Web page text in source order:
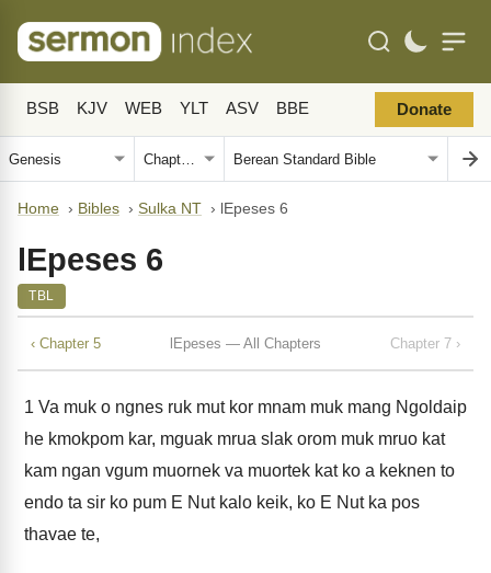
BSB KJV WEB YLT ASV BBE Donate
Home › Bibles › Sulka NT › lEpeses 6
lEpeses 6
TBL
‹ Chapter 5 lEpeses — All Chapters Chapter 7 ›
1 Va muk o ngnes ruk mut kor mnam muk mang Ngoldaip
he kmokpom kar, mguak mrua slak orom muk mruo kat
kam ngan vgum muornek va muortek kat ko a keknen to
endo ta sir ko pum E Nut kalo keik, ko E Nut ka pos
thavae te,